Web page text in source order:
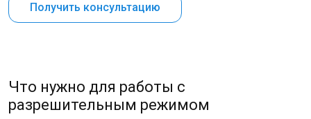
Получить консультацию
Что нужно для работы с
разрешительным режимом